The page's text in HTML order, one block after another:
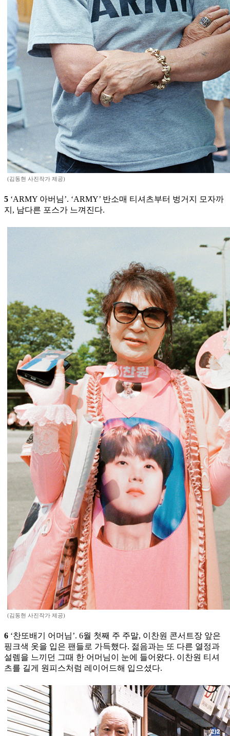
(김동현 사진작가 제공)
5 ‘ARMY 아버님’. ‘ARMY’ 반소매 티셔츠부터 벙거지 모자까
지, 남다른 포스가 느껴진다.
(김동현 사진작가 제공)
6 ‘찬또배기 어머님’. 6월 첫째 주 주말, 이찬원 콘서트장 앞은
핑크색 옷을 입은 팬들로 가득했다. 젊음과는 또 다른 열정과
설렘을 느끼던 그때 한 어머님이 눈에 들어왔다. 이찬원 티셔
츠를 길게 원피스처럼 레이어드해 입으셨다.